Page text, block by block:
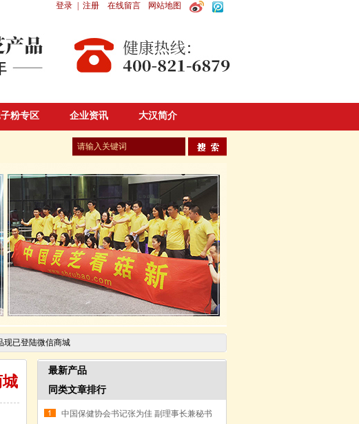
登录 注册 在线留言 网站地图
粉专区 企业资讯 大汉简介
现已登陆微信商城
最新产品
同类文章排行
中国保健协会书记张为佳 副理事长兼秘书